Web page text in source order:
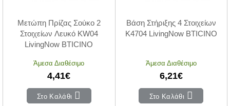
Μετώπη Πρίζας Σούκο 2
Στοιχείων Λευκό KW04
LivingNow BTICINO
Άμεσα Διαθέσιμο
4,41€
Στο Καλάθι
Βάση Στήριξης 4 Στοιχείων
K4704 LivingNow BTICINO
Άμεσα Διαθέσιμο
6,21€
Στο Καλάθι